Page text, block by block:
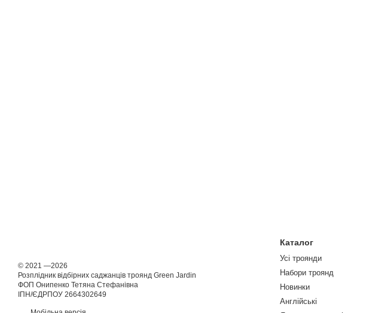
© 2021 —2026
Розплідник відбірних саджанців троянд Green Jardin
ФОП Онипенко Тетяна Стефанівна
ІПН/ЄДРПОУ 2664302649
Каталог
Усі троянди
Набори троянд
Новинки
Англійські